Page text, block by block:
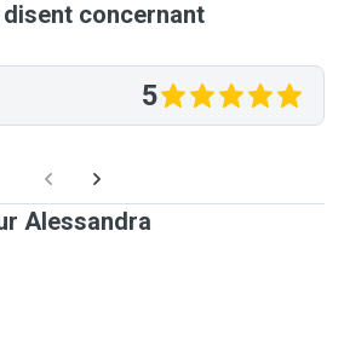
concernant
5
Alessandra